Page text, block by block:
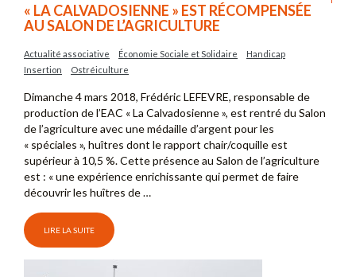
« LA CALVADOSIENNE » EST RÉCOMPENSÉE
AU SALON DE L’AGRICULTURE
Actualité associative Économie Sociale et Solidaire
Handicap
Insertion
Ostréiculture
Dimanche 4 mars 2018, Frédéric LEFEVRE, responsable de
production de l’EAC « La Calvadosienne », est rentré du Salon
de l’agriculture avec une médaille d’argent pour les
« spéciales », huîtres dont le rapport chair/coquille est
supérieur à 10,5 %. Cette présence au Salon de l’agriculture
est : « une expérience enrichissante qui permet de faire
découvrir les huîtres de …
LIRE LA SUITE